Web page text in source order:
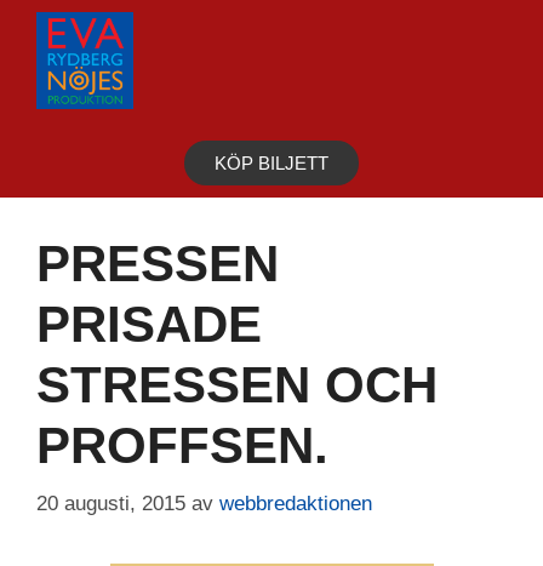
Hoppa
innehåll
KÖP BILJETT
PRESSEN
PRISADE
STRESSEN OCH
PROFFSEN.
20 augusti, 2015 av webbredaktionen